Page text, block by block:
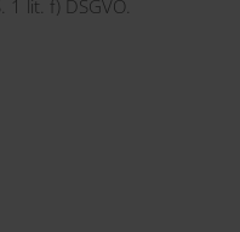
lit. f) DSGVO.